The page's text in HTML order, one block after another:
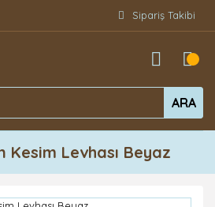
Sipariş Takibi
ARA
Kesim Levhası Beyaz